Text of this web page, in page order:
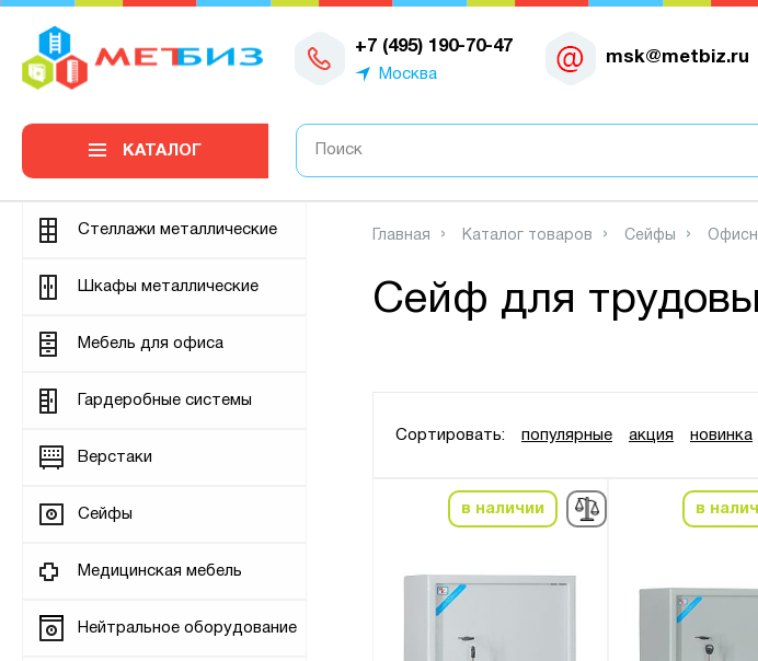
+7 (495) 190-70-47
Москва
msk@metbiz.ru
0
КАТАЛОГ
Стеллажи металлические
Шкафы металлические
Мебель для офиса
Гардеробные системы
Верстаки
Сейфы
Медицинская мебель
Нейтральное оборудование
Главная Каталог товаров Сейфы
Сейф для
Сортировать: популярные акция новинка
в наличии в